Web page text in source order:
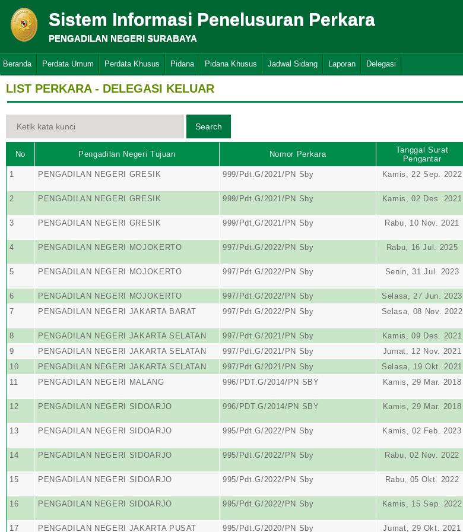
Sistem Informasi Penelusuran Perkara
PENGADILAN NEGERI SURABAYA
Beranda Perdata Umum Perdata Khusus Pidana Pidana Khusus Jadwal Sidang Laporan Delegasi
LIST PERKARA - DELEGASI KELUAR
No Pengadilan Negeri Tujuan Nomor Perkara
Tanggal Surat
Pengantar
1 PENGADILAN NEGERI GRESIK 999/Pdt.G/2021/PN Sby Kamis, 22 Sep. 2022
2 PENGADILAN NEGERI GRESIK 999/Pdt.G/2021/PN Sby Kamis, 02 Des. 2021
3 PENGADILAN NEGERI GRESIK 999/Pdt.G/2021/PN Sby Rabu, 10 Nov. 2021
4 PENGADILAN NEGERI MOJOKERTO 997/Pdt.G/2022/PN Sby Rabu, 16 Jul. 2025
5 PENGADILAN NEGERI MOJOKERTO 997/Pdt.G/2022/PN Sby Senin, 31 Jul. 2023
6 PENGADILAN NEGERI MOJOKERTO 997/Pdt.G/2022/PN Sby Selasa, 27 Jun. 2023
7
PENGADILAN NEGERI JAKARTA BARAT 997/Pdt.G/2022/PN Sby Selasa, 08 Nov. 2022
8 PENGADILAN NEGERI JAKARTA SELATAN 997/Pdt.G/2021/PN Sby Kamis, 09 Des. 2021
9
PENGADILAN NEGERI JAKARTA SELATAN 997/Pdt.G/2021/PN Sby Jumat, 12 Nov. 2021
10
PENGADILAN NEGERI JAKARTA SELATAN 997/Pdt.G/2021/PN Sby Selasa, 19 Okt. 2021
11
PENGADILAN NEGERI MALANG 996/PDT.G/2014/PN SBY Kamis, 29 Mar. 2018
12 PENGADILAN NEGERI SIDOARJO 996/PDT.G/2014/PN SBY Kamis, 29 Mar. 2018
13 PENGADILAN NEGERI SIDOARJO 995/Pdt.G/2022/PN Sby Kamis, 02 Feb. 2023
14 PENGADILAN NEGERI SIDOARJO 995/Pdt.G/2022/PN Sby Rabu, 02 Nov. 2022
15 PENGADILAN NEGERI SIDOARJO 995/Pdt.G/2022/PN Sby Rabu, 05 Okt. 2022
16 PENGADILAN NEGERI SIDOARJO 995/Pdt.G/2022/PN Sby Kamis, 15 Sep. 2022
17 PENGADILAN NEGERI JAKARTA PUSAT 995/Pdt.G/2020/PN Sby Jumat, 29 Okt. 2021